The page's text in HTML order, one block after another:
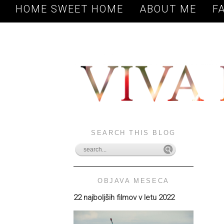
HOME SWEET HOME ABOUT ME
SEARCH THIS BLOG
OBJAVA MESECA
22 najboljših filmov v letu 2022